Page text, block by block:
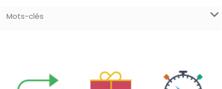
Mots-clés